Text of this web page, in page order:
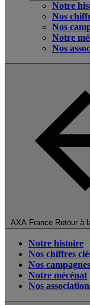
Notre
Nos
Nos
Notre
Nos
AXA France Retour à
Notre histoire
Nos chiffres
Nos
Notre mécénat
Nos